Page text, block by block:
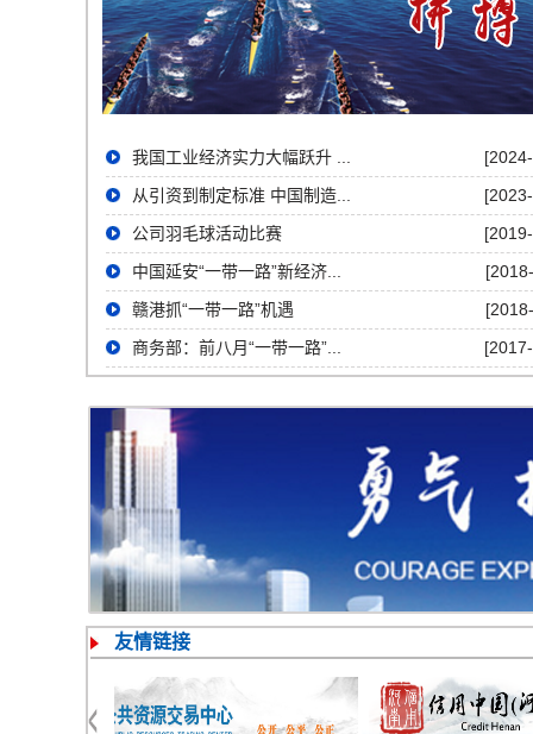
我国工业经济实力大幅跃升 ...
从引资到制定标准 中国制造...
公司羽毛球活动比赛
中国延安“一带一路”新经济...
赣港抓“一带一路”机遇
商务部：前八月“一带一路”...
友情链接